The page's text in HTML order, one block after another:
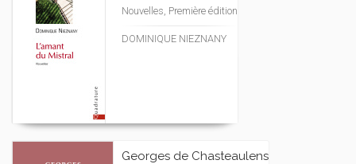
Nouvelles, Première édition
DOMINIQUE NIEZNANY
Georges de Chasteaulens